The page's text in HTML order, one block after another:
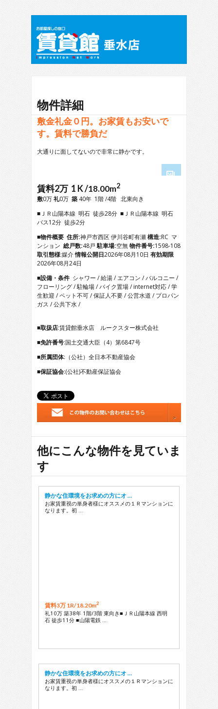
物件詳細
敷金礼金０円。お家賃もお安いで
す。賃料で勝負だ
大通りに面してないので非常に静かです。
4
6
7
8
9
11
12
13
26
28
29
賃料2万 1 K /18.00m2
敷0万礼0万 築 40年 1階 /4階 北東向き
■ＪＲ山陽本線 明石 徒歩28分 ■ＪＲ山陽本線 明石
バス12分 徒歩2分
■物件概要 住所:神戸市西区 伊川谷町有瀬構造:RC マ
ンション 総戸数:48戸駐車場:空無物件番号:1598-108
取引態様:媒介情報公開日2026年08月10日 有効期限
2026年08月24日
■設備・条件 シャワー / 給湯 / エアコン / バルコニー /
フローリング / 駐輪場 / バイク置場 / internet対応 / 学
生歓迎 / ペット不可 / 保証人不要 / 公営水道 / プロパン
ガス / 公共下水 /
■取扱店:賃貸館垂水店 ルークスター株式会社
■免許番号:国土交通大臣（4）第6847号
■所属団体:（公社）全日本不動産協会
■保証協会:(公社)不動産保証協会
他にこんな物件を見ていま
す
静かな住環境をお求めの方にオ …
お家賃重視の単身者様にオススメの１Ｒマンションに
なります。初 …
賃料3万 1R/18.20m2
礼10万 築38年 1階/3階 東向き■ＪＲ山陽本線 西明
石 徒歩11分 ■山陽電鉄 …
静かな住環境をお求めの方にオ …
お家賃重視の単身者様にオススメの１Ｒマンションに
なります。初 …